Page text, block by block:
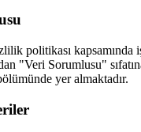
politikası kapsamında
"Veri Sorumlusu"
yer almaktadır.